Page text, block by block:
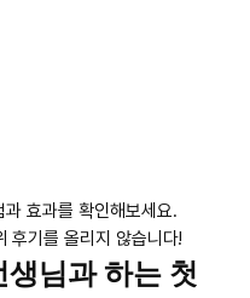
효과를 확인해보세요.
후기를 올리지 않습니다!
님과 하는 첫